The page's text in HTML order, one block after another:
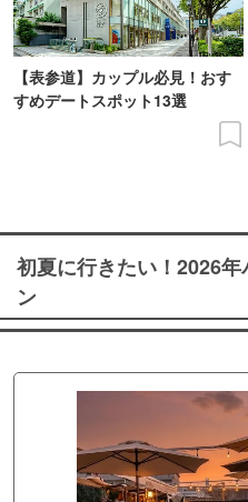
【表参道】カップル必見！おす
すめデートスポット13選
初夏に行きたい！2026
ン